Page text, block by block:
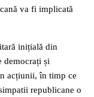
va fi implicată
inițială din
democrați și
acțiunii, în timp ce
republicane o